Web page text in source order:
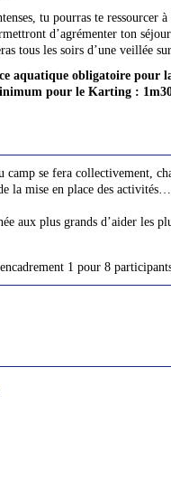
tu pourras te ressourcer
d’agrémenter ton
tous les soirs d’une veillée
aquatique obligatoire pour
pour le Karting :
se fera collectivement,
la mise en place des
aux plus grands d’aider les
1 pour 8